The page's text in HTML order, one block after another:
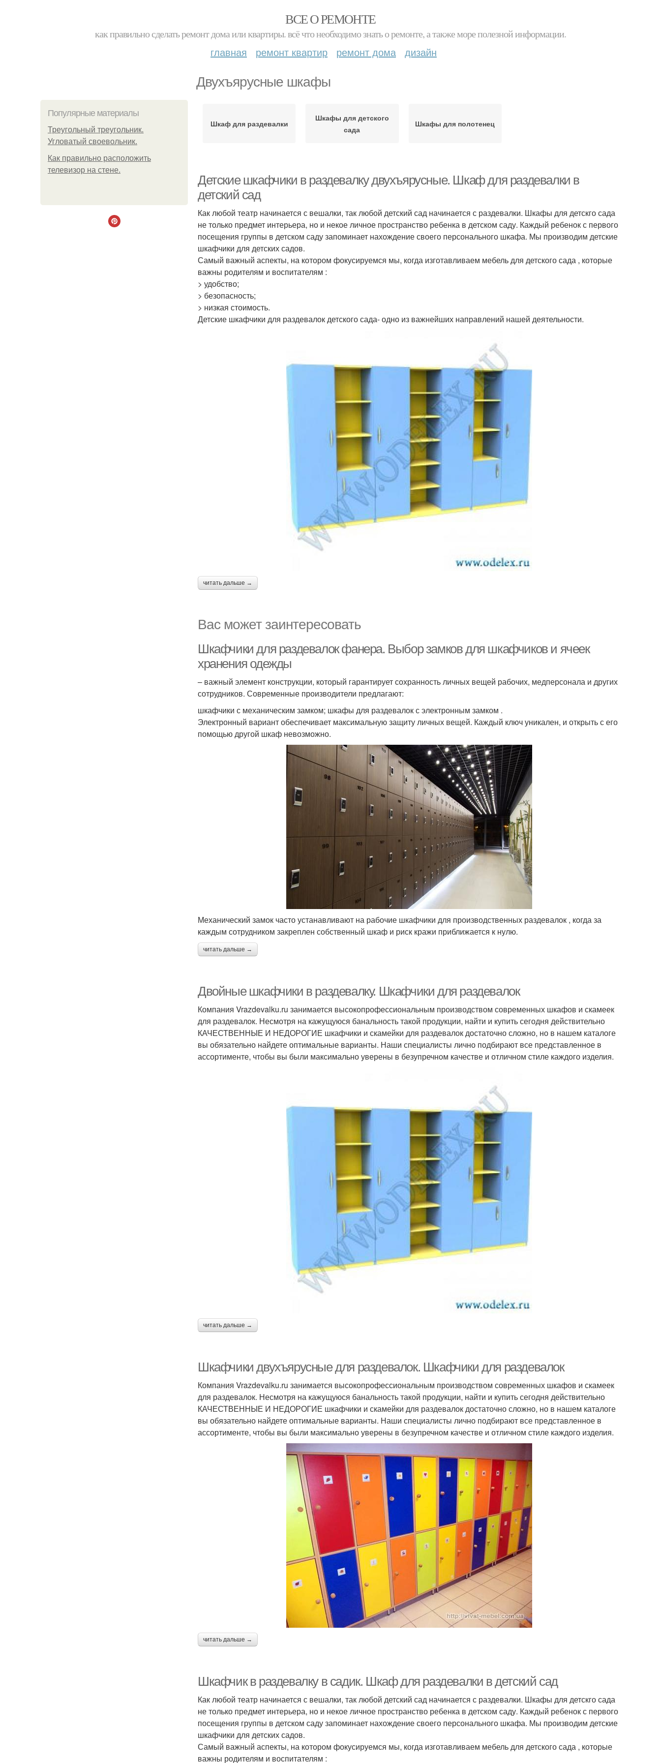
ВСЕ О РЕМОНТЕ
как правильно сделать ремонт дома или квартиры. всё что необходимо знать о ремонте, а также море полезной информации.
главная ремонт квартир ремонт дома дизайн
Двухъярусные шкафы
Популярные материалы
Треугольный треугольник.
Угловатый своевольник.
Как правильно расположить
телевизор на стене.
Шкаф для раздевалки
Шкафы для детского
сада
Шкафы для полотенец
Детские шкафчики в раздевалку двухъярусные. Шкаф для раздевалки в
детский сад
Как любой театр начинается с вешалки, так любой детский сад начинается с раздевалки. Шкафы для детскго сада
не только предмет интерьера, но и некое личное пространство ребенка в детском саду. Каждый ребенок с первого
посещения группы в детском саду запоминает нахождение своего персонального шкафа. Мы производим детские
шкафчики для детских садов.
Самый важный аспекты, на котором фокусируемся мы, когда изготавливаем мебель для детского сада , которые
важны родителям и воспитателям :
> удобство;
> безопасность;
> низкая стоимость.
Детские шкафчики для раздевалок детского сада- одно из важнейших направлений нашей деятельности.
читать дальше →
Вас может заинтересовать
Шкафчики для раздевалок фанера. Выбор замков для шкафчиков и ячеек
хранения одежды
– важный элемент конструкции, который гарантирует сохранность личных вещей рабочих, медперсонала и других
сотрудников. Современные производители предлагают:
шкафчики с механическим замком; шкафы для раздевалок с электронным замком .
Электронный вариант обеспечивает максимальную защиту личных вещей. Каждый ключ уникален, и открыть с его
помощью другой шкаф невозможно.
Механический замок часто устанавливают на рабочие шкафчики для производственных раздевалок , когда за
каждым сотрудником закреплен собственный шкаф и риск кражи приближается к нулю.
читать дальше →
Двойные шкафчики в раздевалку. Шкафчики для раздевалок
Компания Vrazdevalku.ru занимается высокопрофессиональным производством современных шкафов и скамеек
для раздевалок. Несмотря на кажущуюся банальность такой продукции, найти и купить сегодня действительно
КАЧЕСТВЕННЫЕ И НЕДОРОГИЕ шкафчики и скамейки для раздевалок достаточно сложно, но в нашем каталоге
вы обязательно найдете оптимальные варианты. Наши специалисты лично подбирают все представленное в
ассортименте, чтобы вы были максимально уверены в безупречном качестве и отличном стиле каждого изделия.
читать дальше →
Шкафчики двухъярусные для раздевалок. Шкафчики для раздевалок
Компания Vrazdevalku.ru занимается высокопрофессиональным производством современных шкафов и скамеек
для раздевалок. Несмотря на кажущуюся банальность такой продукции, найти и купить сегодня действительно
КАЧЕСТВЕННЫЕ И НЕДОРОГИЕ шкафчики и скамейки для раздевалок достаточно сложно, но в нашем каталоге
вы обязательно найдете оптимальные варианты. Наши специалисты лично подбирают все представленное в
ассортименте, чтобы вы были максимально уверены в безупречном качестве и отличном стиле каждого изделия.
читать дальше →
Шкафчик в раздевалку в садик. Шкаф для раздевалки в детский сад
Как любой театр начинается с вешалки, так любой детский сад начинается с раздевалки. Шкафы для детскго сада
не только предмет интерьера, но и некое личное пространство ребенка в детском саду. Каждый ребенок с первого
посещения группы в детском саду запоминает нахождение своего персонального шкафа. Мы производим детские
шкафчики для детских садов.
Самый важный аспекты, на котором фокусируемся мы, когда изготавливаем мебель для детского сада , которые
важны родителям и воспитателям :